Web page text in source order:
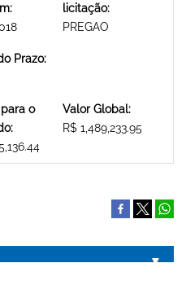
licitação:
PREGAO
Prazo:
o
Valor Global:
R$ 1,489,233.95